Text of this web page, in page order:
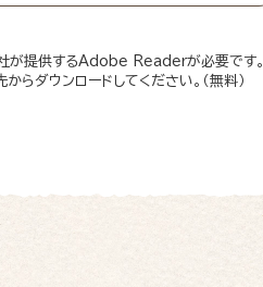
が提供するAdobe Readerが必要です。
ダウンロードしてください。（無料）